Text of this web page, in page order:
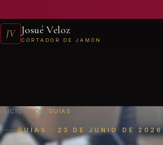
JV Josué Veloz
CORTADOR DE JAMÓN
INICIO/ BLOG GUÍAS
GUÍAS · 23 DE JUNIO DE 2026